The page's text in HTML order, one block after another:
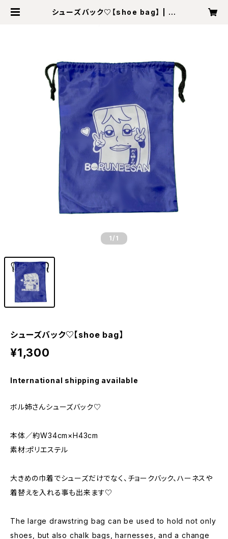
シューズバック♡【shoe bag】 | ボ
1 /1
シューズバック♡【shoe bag】
¥1,300
International shipping available
ボル姉さんシューズバック♡
本体／約W34cm×H43cm
素材:ポリエステル
大きめの巾着でシューズだけでなく、チョークバック、ハーネスや
着替えを入れる事も出来ます♡
The large drawstring bag can be used to hold not only
shoes, but also chalk bags, harnesses, and a change